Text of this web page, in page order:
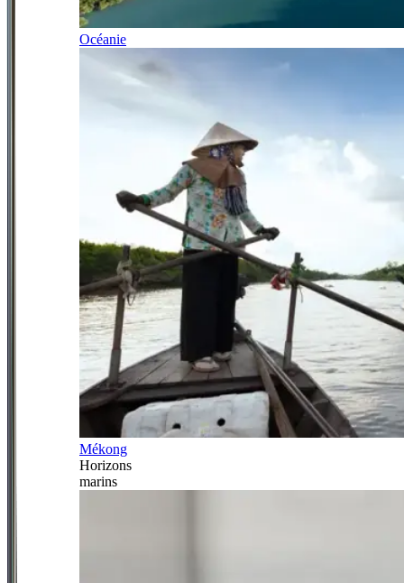
Océanie
Mékong
Horizons
marins